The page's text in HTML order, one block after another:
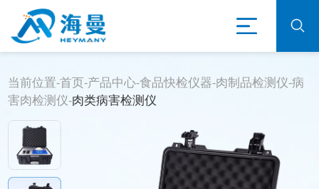
当前位置-首页-产品中心-食品快检仪器-肉制品检测仪-病
害肉检测仪-肉类病害检测仪